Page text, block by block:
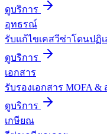
ดูบริการ
อุทธรณ์
รับแก้ไขเคสวีซ่าโดนปฏิเ
ดูบริการ
เอกสาร
รับรองเอกสาร MOFA
ดูบริการ
เกษียณ